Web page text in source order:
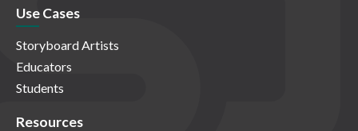
Use Cases
Storyboard Artists
Educators
Students
Resources